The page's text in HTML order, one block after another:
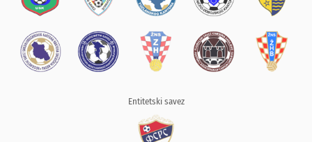
Entitetski savez